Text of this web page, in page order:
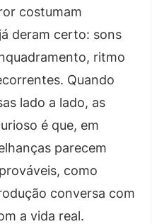
costumam
deram certo: sons
ritmo
Quando
lado a lado, as
é que, em
parecem
como
conversa com
a vida real.